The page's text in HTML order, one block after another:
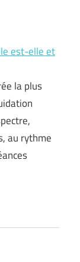
est-elle et
la plus
au rythme